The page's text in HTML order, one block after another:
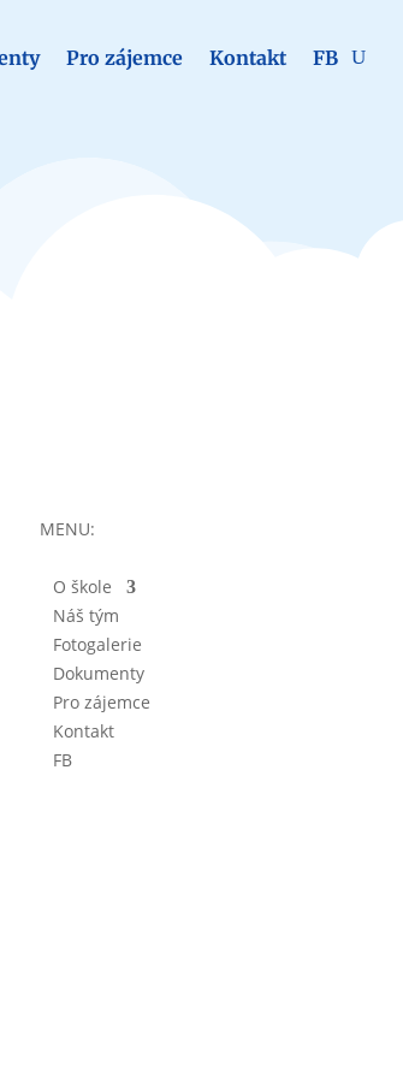
Pro zájemce Kontakt FB
MENU:
O škole
Náš tým
Fotogalerie
Dokumenty
Pro zájemce
Kontakt
FB